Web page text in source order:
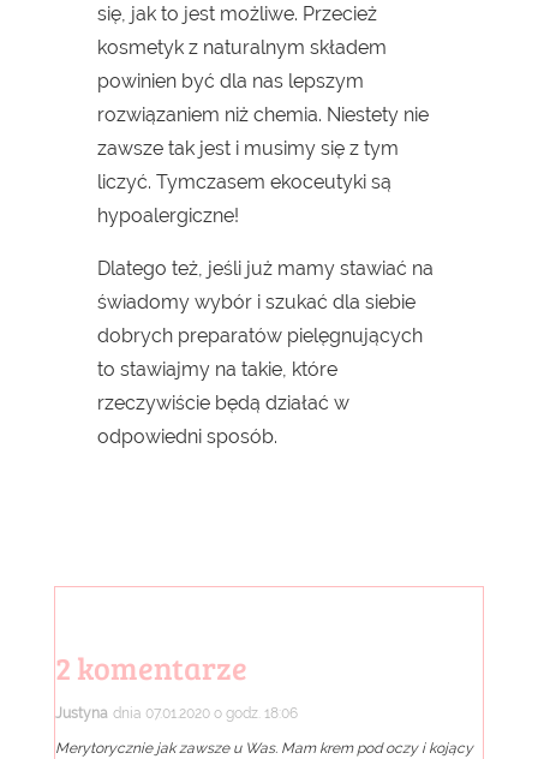
się, jak to jest możliwe. Przecież
kosmetyk z naturalnym składem
powinien być dla nas lepszym
rozwiązaniem niż chemia. Niestety nie
zawsze tak jest i musimy się z tym
liczyć. Tymczasem ekoceutyki są
hypoalergiczne!
Dlatego też, jeśli już mamy stawiać na
świadomy wybór i szukać dla siebie
dobrych preparatów pielęgnujących
to stawiajmy na takie, które
rzeczywiście będą działać w
odpowiedni sposób.
2 komentarze
Justyna dnia 07.01.2020 o godz. 18:06
Merytorycznie jak zawsze u Was. Mam krem pod oczy i kojący